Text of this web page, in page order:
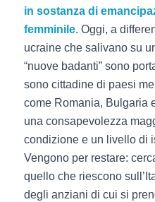
in sostanza di
femminile. Oggi, a
ucraine che salivano su
“nuove badanti” sono
sono cittadine di paesi
come Romania, Bulgaria
una consapevolezza
condizione e un livello di
Vengono per restare:
quello che riescono
degli anziani di cui si